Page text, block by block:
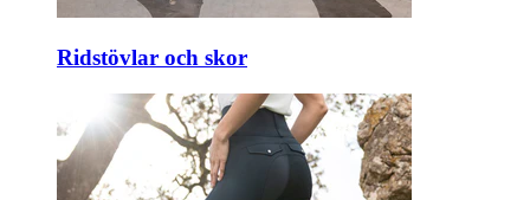
Ridstövlar och skor